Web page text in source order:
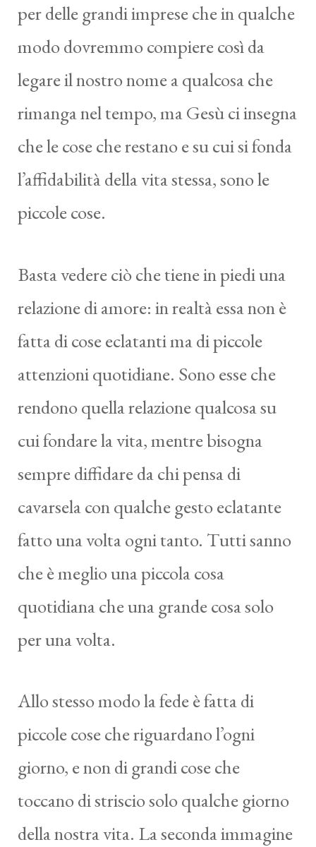
per delle grandi imprese che in qualche
modo dovremmo compiere così da
legare il nostro nome a qualcosa che
rimanga nel tempo, ma Gesù ci insegna
che le cose che restano e su cui si fonda
l’affidabilità della vita stessa, sono le
piccole cose.
Basta vedere ciò che tiene in piedi una
relazione di amore: in realtà essa non è
fatta di cose eclatanti ma di piccole
attenzioni quotidiane. Sono esse che
rendono quella relazione qualcosa su
cui fondare la vita, mentre bisogna
sempre diffidare da chi pensa di
cavarsela con qualche gesto eclatante
fatto una volta ogni tanto. Tutti sanno
che è meglio una piccola cosa
quotidiana che una grande cosa solo
per una volta.
Allo stesso modo la fede è fatta di
piccole cose che riguardano l’ogni
giorno, e non di grandi cose che
toccano di striscio solo qualche giorno
della nostra vita. La seconda immagine